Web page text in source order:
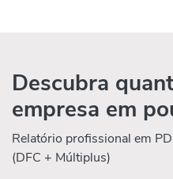
Descubra
empresa em
Relatório profissional em
(DFC + Múltiplus)